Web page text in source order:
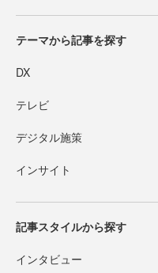
テーマから記事を探す
DX
テレビ
デジタル施策
インサイト
記事スタイルから探す
インタビュー